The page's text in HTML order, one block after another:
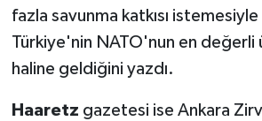
fazla savunma katkısı
Türkiye'nin NATO'nun en değerli
haline geldiğini yazdı.
Haaretz gazetesi ise Ankara